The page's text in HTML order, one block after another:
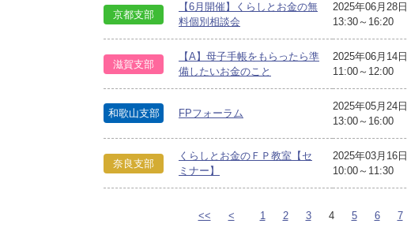
京都支部
【6月開催】くらしとお金の無
料個別相談会
2025年06月28日
13:30～16:20
滋賀支部
【A】母子手帳をもらったら準
備したいお金のこと
2025年06月14日
11:00～12:00
和歌山支部 FPフォーラム
2025年05月24日
13:00～16:00
奈良支部
くらしとお金のＦＰ教室【セ
ミナー】
2025年03月16日
10:00～11:30
<< < 1 2 3 4 5 6 7